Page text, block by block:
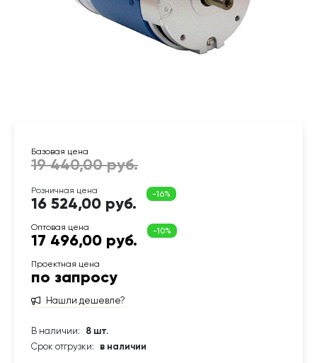
16 524,00 руб.
17 496,00 руб.
по запросу
Нашли дешевле?
В наличии:
8 шт.
Срок отгрузки:
в наличии